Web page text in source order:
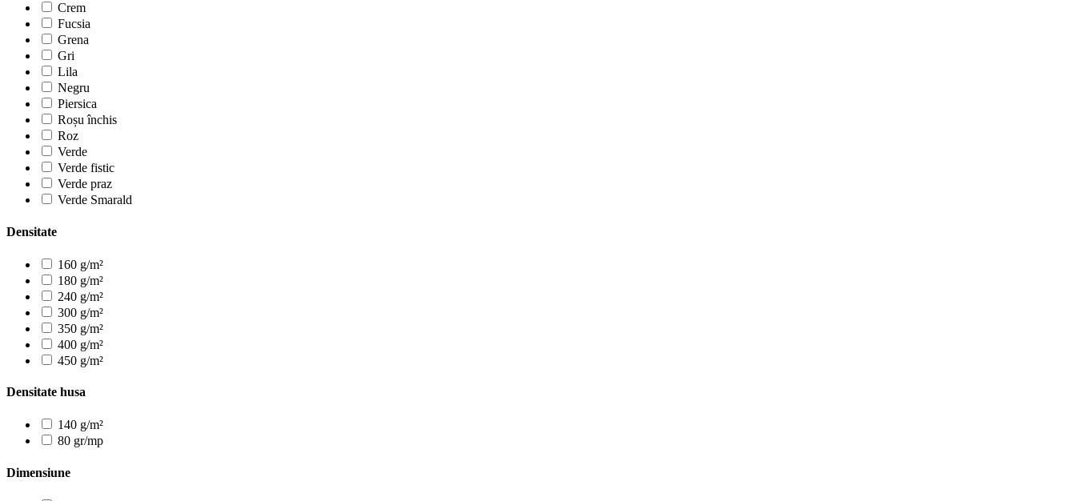
Crem
Fucsia
Grena
Gri
Lila
Negru
Piersica
Roșu închis
Roz
Verde
Verde fistic
Verde praz
Verde Smarald
Densitate
160 g/m²
180 g/m²
240 g/m²
300 g/m²
350 g/m²
400 g/m²
450 g/m²
Densitate husa
140 g/m²
80 gr/mp
Dimensiune